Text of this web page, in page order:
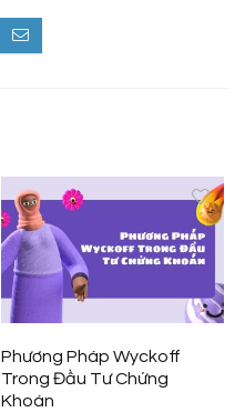
Phương Pháp Wyckoff
Trong Đầu Tư Chứng
Khoán